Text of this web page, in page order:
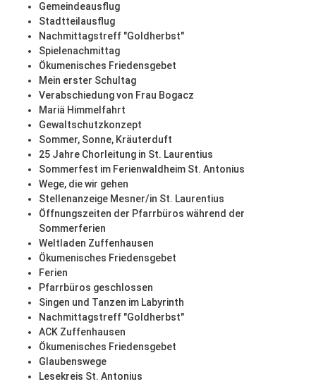
Gemeindeausflug
Stadtteilausflug
Nachmittagstreff "Goldherbst"
Spielenachmittag
Ökumenisches Friedensgebet
Mein erster Schultag
Verabschiedung von Frau Bogacz
Mariä Himmelfahrt
Gewaltschutzkonzept
Sommer, Sonne, Kräuterduft
25 Jahre Chorleitung in St. Laurentius
Sommerfest im Ferienwaldheim St. Antonius
Wege, die wir gehen
Stellenanzeige Mesner/in St. Laurentius
Öffnungszeiten der Pfarrbüros während der
Sommerferien
Weltladen Zuffenhausen
Ökumenisches Friedensgebet
Ferien
Pfarrbüros geschlossen
Singen und Tanzen im Labyrinth
Nachmittagstreff "Goldherbst"
ACK Zuffenhausen
Ökumenisches Friedensgebet
Glaubenswege
Lesekreis St. Antonius